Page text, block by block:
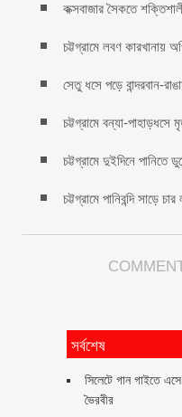
কক্সবাজার সৈকতে
চট্টগ্রামে লবণ কারখানায়
সেতু ধসে পড়ে বান্দরবান-
চট্টগ্রামে বন্যা-
চট্টগ্রামে দুইদিনে
চট্টগ্রামে পানিবন্দি সাড়ে
সর্বশেষ
সিলেটে গান গাইতে
ভৈরবীর